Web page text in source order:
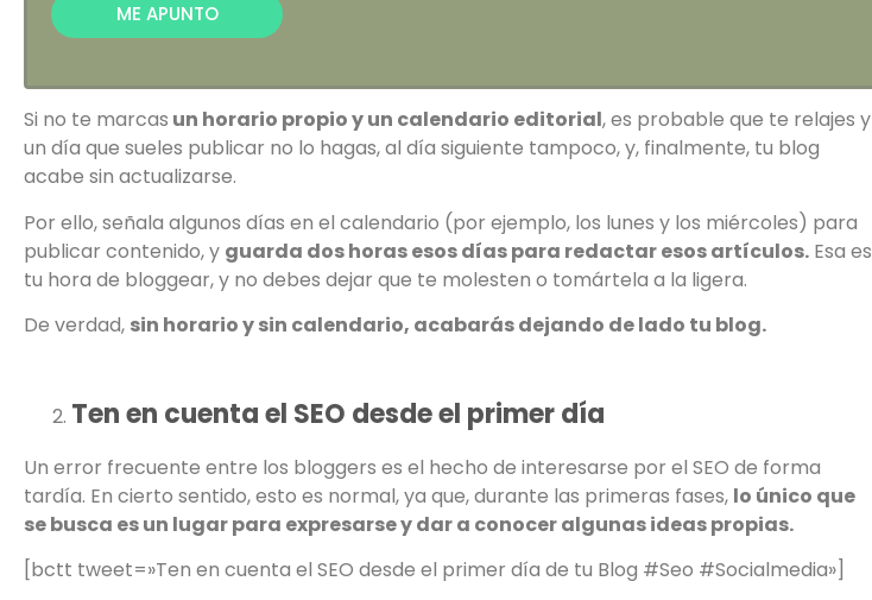
ME APUNTO
Si no te marcas un horario propio y un calendario editorial, es probable que te relajes y
un día que sueles publicar no lo hagas, al día siguiente tampoco, y, finalmente, tu blog
acabe sin actualizarse.
Por ello, señala algunos días en el calendario (por ejemplo, los lunes y los miércoles) para
publicar contenido, y guarda dos horas esos días para redactar esos artículos. Esa es
tu hora de bloggear, y no debes dejar que te molesten o tomártela a la ligera.
De verdad, sin horario y sin calendario, acabarás dejando de lado tu blog.
Ten en cuenta el SEO desde el primer día
Un error frecuente entre los bloggers es el hecho de interesarse por el SEO de forma
tardía. En cierto sentido, esto es normal, ya que, durante las primeras fases, lo único que
se busca es un lugar para expresarse y dar a conocer algunas ideas propias.
[bctt tweet=»Ten en cuenta el SEO desde el primer día de tu Blog #Seo #Socialmedia»]